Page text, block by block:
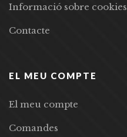
Informació sobre cookies
Contacte
EL MEU COMPTE
El meu compte
Comandes